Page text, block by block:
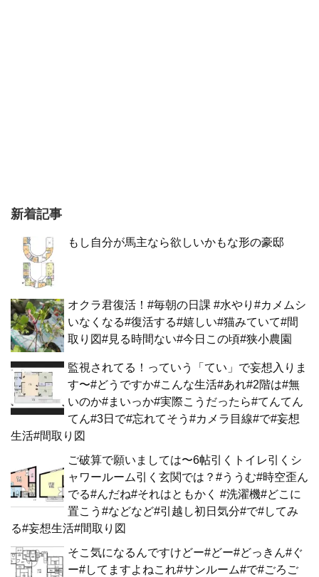
新着記事
もし自分が馬主なら欲しいかもな形の豪邸
オクラ君復活！#毎朝の日課 #水やり#カメムシ
いなくなる#復活する#嬉しい#猫みていて#間
取り図#見る時間ない#今日この頃#狭小農園
監視されてる！っていう「てい」で妄想入りま
す〜#どうですか#こんな生活#あれ#2階は#無
いのか#まいっか#実際こうだったら#てんてん
てん#3日で#忘れてそう#カメラ目線#で#妄想
生活#間取り図
ご破算で願いましては〜6帖引くトイレ引くシ
ャワールーム引く玄関では？#ううむ#時空歪ん
でる#んだね#それはともかく #洗濯機#どこに
置こう#などなど#引越し初日気分#で#してみ
る#妄想生活#間取り図
そこ気になるんですけどー#どー#どっきん#ぐ
ー#してますよねこれ#サンルーム#で#ごろご